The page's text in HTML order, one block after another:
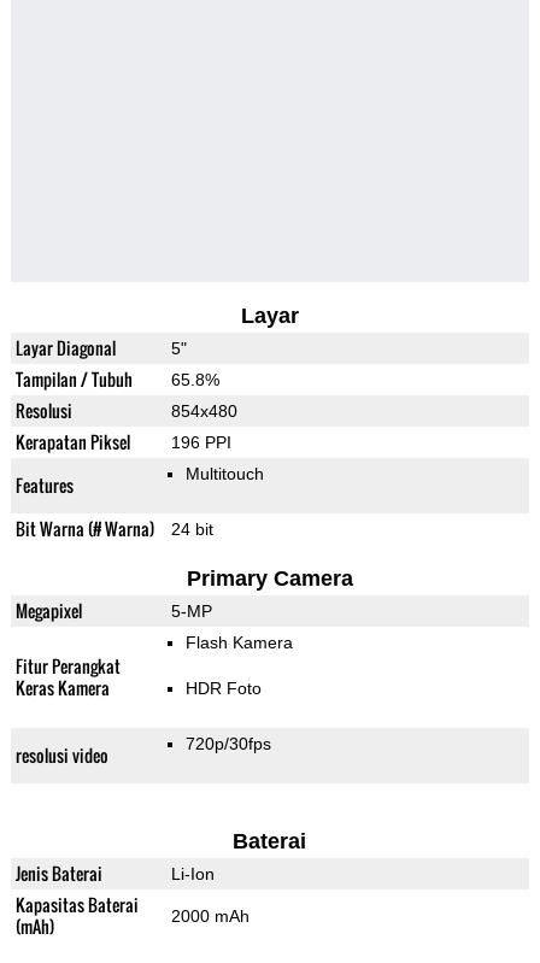
Layar
Layar Diagonal 5"
Tampilan / Tubuh 65.8%
Resolusi 854x480
Kerapatan Piksel 196 PPI
Features Multitouch
Bit Warna (# Warna) 24 bit
Primary Camera
Megapixel 5-MP
Fitur Perangkat
Keras Kamera
Flash Kamera
HDR Foto
resolusi video 720p/30fps
Baterai
Jenis Baterai Li-Ion
Kapasitas Baterai
(mAh)
2000 mAh